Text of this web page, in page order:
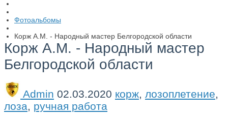
Фотоальбомы
Корж А.М. - Народный мастер Белгородской области
Корж А.М. - Народный мастер
Белгородской области
Admin 02.03.2020 корж, лозоплетение,
лоза, ручная работа